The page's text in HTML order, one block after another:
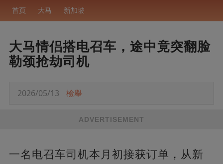
首頁 大马 新加坡
大马情侣搭电召车，途中竟突翻脸
勒颈抢劫司机
2026/05/13 檢舉
ADVERTISEMENT
一名电召车司机本月初接获订单，从新